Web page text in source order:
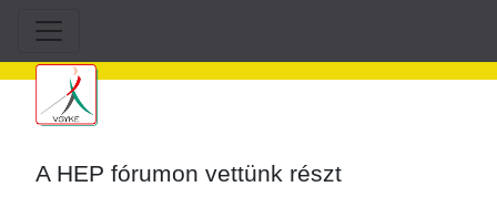
A HEP fórumon vettünk részt